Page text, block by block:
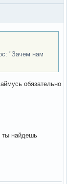
"Зачем нам
обязательно
ты найдешь